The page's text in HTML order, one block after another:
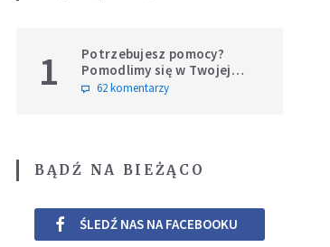
1
Potrzebujesz pomocy?
Pomodlimy się w Twojej
intencji
62 komentarzy
BĄDŹ NA BIEŻĄCO
ŚLEDŹ NAS NA FACEBOOKU